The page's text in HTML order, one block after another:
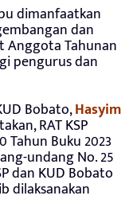
dimanfaatkan
dan
Anggota Tahunan
pengurus dan
Bobato,Hasyim
RAT KSP
Tahun Buku 2023
undang No. 25
dan KUD Bobato
dilaksanakan